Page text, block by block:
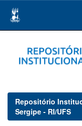
navigation
Repositório
Sergipe - RI/UFS